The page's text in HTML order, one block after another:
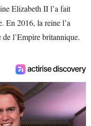
Elizabeth II l’a fait
En 2016, la reine l’a
de l’Empire britannique.